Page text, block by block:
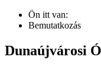
Ön itt van:
Bemutatkozás
Dunaújvárosi